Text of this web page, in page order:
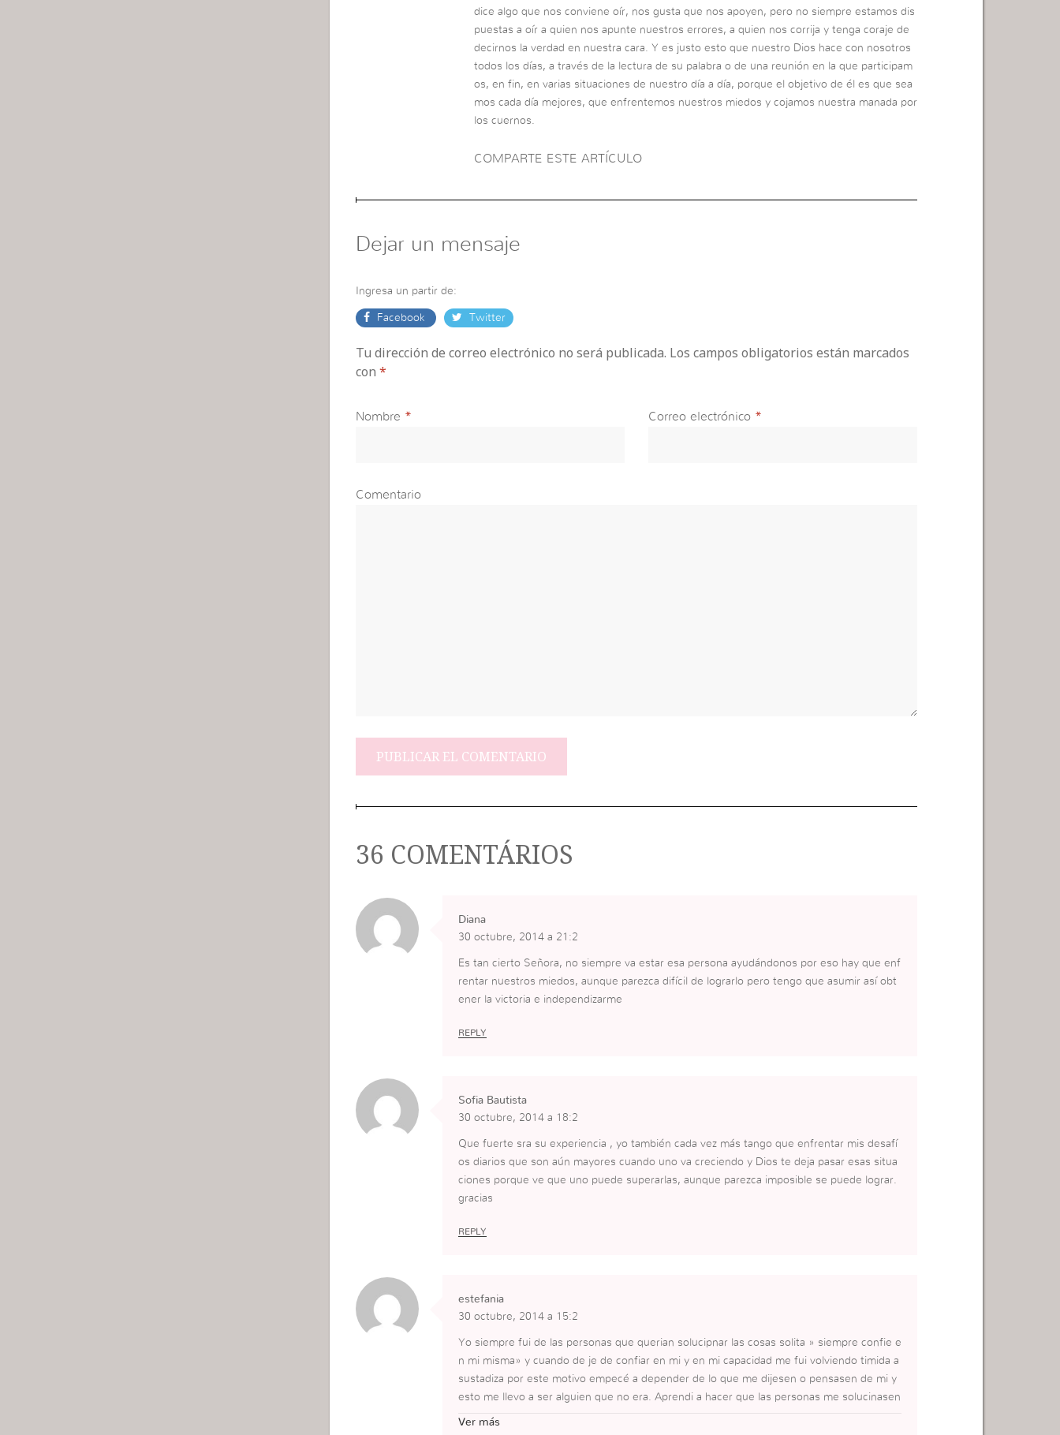
dice algo que nos conviene oír, nos gusta que nos apoyen, pero no siempre estamos dis
puestas a oír a quien nos apunte nuestros errores, a quien nos corrija y tenga coraje de
decirnos la verdad en nuestra cara. Y es justo esto que nuestro Dios hace con nosotros
todos los días, a través de la lectura de su palabra o de una reunión en la que participam
os, en fin, en varias situaciones de nuestro día a día, porque el objetivo de él es que sea
mos cada día mejores, que enfrentemos nuestros miedos y cojamos nuestra manada por
los cuernos.
COMPARTE ESTE ARTÍCULO
Dejar un mensaje
Ingresa un partir de:
Facebook Twitter
Tu dirección de correo electrónico no será publicada. Los campos obligatorios están marcados
con *
Nombre * Correo electrónico *
Comentario
36 COMENTÁRIOS
Diana
30 octubre, 2014 a 21:2
Es tan cierto Señora, no siempre va estar esa persona ayudándonos por eso hay que enf
rentar nuestros miedos, aunque parezca difícil de lograrlo pero tengo que asumir así obt
ener la victoria e independizarme
REPLY
Sofia Bautista
30 octubre, 2014 a 18:2
Que fuerte sra su experiencia , yo también cada vez más tango que enfrentar mis desafí
os diarios que son aún mayores cuando uno va creciendo y Dios te deja pasar esas situa
ciones porque ve que uno puede superarlas, aunque parezca imposible se puede lograr.
gracias
REPLY
estefania
30 octubre, 2014 a 15:2
Yo siempre fui de las personas que querian solucipnar las cosas solita » siempre confie e
n mi misma» y cuando de je de confiar en mi y en mi capacidad me fui volviendo timida a
sustadiza por este motivo empecé a depender de lo que me dijesen o pensasen de mi y
esto me llevo a ser alguien que no era. Aprendi a hacer que las personas me solucinasen
los problemas pero llegue a un punto en el que solo yo podia decidir empece a ver que d
Ver más